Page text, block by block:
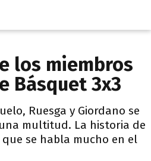
los miembros
Básquet 3x3
Ruesga y Giordano se
multitud. La historia de
se habla mucho en el